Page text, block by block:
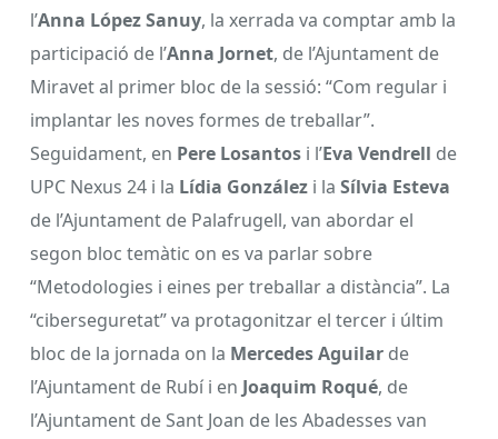
l’Anna López Sanuy, la xerrada va comptar amb la
participació de l’Anna Jornet, de l’Ajuntament de
Miravet al primer bloc de la sessió: “Com regular i
implantar les noves formes de treballar”.
Seguidament, en Pere Losantos i l’Eva Vendrell de
UPC Nexus 24 i la Lídia González i la Sílvia Esteva
de l’Ajuntament de Palafrugell, van abordar el
segon bloc temàtic on es va parlar sobre
“Metodologies i eines per treballar a distància”. La
“ciberseguretat” va protagonitzar el tercer i últim
bloc de la jornada on la Mercedes Aguilar de
l’Ajuntament de Rubí i en Joaquim Roqué, de
l’Ajuntament de Sant Joan de les Abadesses van